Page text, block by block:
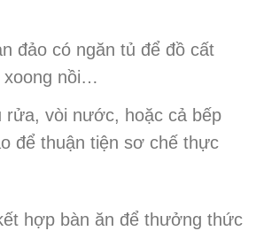
đảo có ngăn tủ để đồ cất
xoong nồi…
rửa, vòi nước, hoặc cả bếp
để thuận tiện sơ chế thực
hợp bàn ăn để thưởng thức